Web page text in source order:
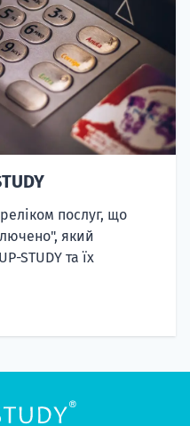
послуг, що
який
STUDY та їх